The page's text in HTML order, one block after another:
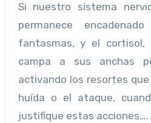
Si nuestro sistema
permanece
fantasmas, y el cortisol,
campa a sus anchas
activando los resortes
huída o el ataque,
justifique estas acciones….